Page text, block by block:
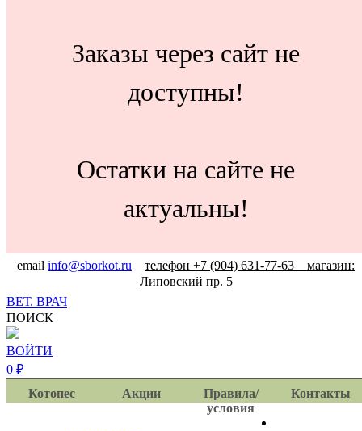
Заказы через сайт не
доступны!
Остатки на сайте не
актуальны!
email info@sborkot.ru
телефон +7 (904) 631-77-63 магазин:
Липовский пр. 5
ВЕТ. ВРАЧ
ПОИСК
ВОЙТИ
0 ₽
Котопес Акции
Правила/
условия
Контакты